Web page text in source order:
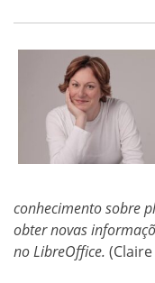
conhecimento sobre
obter novas
no LibreOffice.